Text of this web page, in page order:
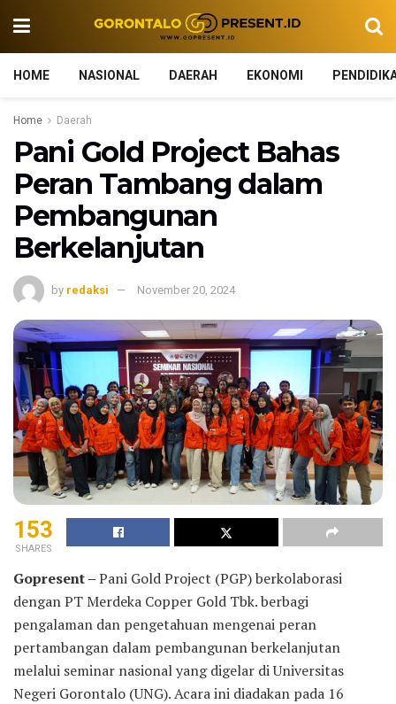
HOME NASIONAL DAERAH EKONOMI
Home Daerah
Pani Gold Project Bahas
Peran Tambang dalam
Pembangunan
Berkelanjutan
by redaksi November 20, 2024
153
SHARES
Gopresent –Pani Gold Project (PGP) berkolaborasi
dengan PT Merdeka Copper Gold Tbk. berbagi
pengalaman dan pengetahuan mengenai peran
pertambangan dalam pembangunan berkelanjutan
melalui seminar nasional yang digelar di Universitas
Negeri Gorontalo (UNG). Acara ini diadakan pada 16